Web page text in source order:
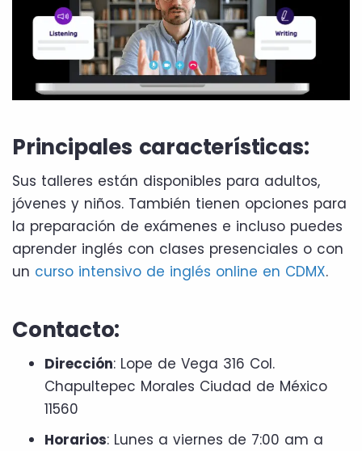
Principales características:
Sus talleres están disponibles para adultos,
jóvenes y niños. También tienen opciones para
la preparación de exámenes e incluso puedes
aprender inglés con clases presenciales o con
un curso intensivo de inglés online en CDMX.
Contacto:
Dirección: Lope de Vega 316 Col.
Chapultepec Morales Ciudad de México
11560
Horarios: Lunes a viernes de 7:00 am a